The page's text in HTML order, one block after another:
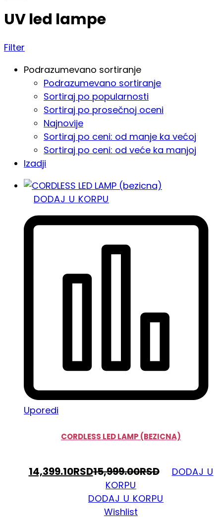
UV led lampe
Filter
Podrazumevano sortiranje
Podrazumevano sortiranje
Sortiraj po popularnosti
Sortiraj po prosečnoj oceni
Najnovije
Sortiraj po ceni: od manje ka većoj
Sortiraj po ceni: od veće ka manjoj
Izadji
DODAJ U KORPU
Uporedi
CORDLESS LED LAMP (BEZICNA)
14,399.10RSD15,999.00RSD
DODAJ U
KORPU
DODAJ U KORPU
Wishlist